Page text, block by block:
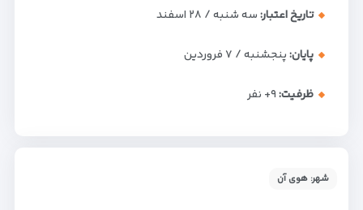
تاریخ اعتبار:سه شنبه / ۲۸ اسفند
پایان:پنجشنبه / ۷ فروردین
ظرفیت:+۹ نفر
شهر: هوی آن